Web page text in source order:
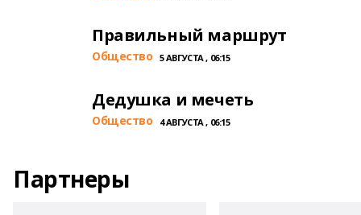
Правильный маршрут
Общество 5 АВГУСТА , 06:15
Дедушка и мечеть
Общество 4 АВГУСТА , 06:15
Партнеры